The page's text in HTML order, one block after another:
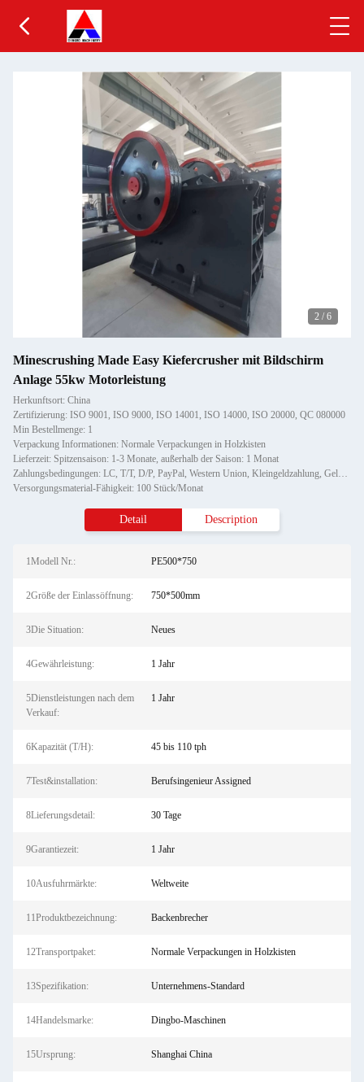
2 / 6
Minescrushing Made Easy Kiefercrusher mit Bildschirm
Anlage 55kw Motorleistung
Herkunftsort: China
Zertifizierung: ISO 9001, ISO 9000, ISO 14001, ISO 14000, ISO 20000, QC 080000
Min Bestellmenge: 1
Verpackung Informationen: Normale Verpackungen in Holzkisten
Lieferzeit: Spitzensaison: 1-3 Monate, außerhalb der Saison: 1 Monat
Zahlungsbedingungen: LC, T/T, D/P, PayPal, Western Union, Kleingeldzahlung, Geldgramm
Versorgungsmaterial-Fähigkeit: 100 Stück/Monat
Detail Description
1Modell Nr.: PE500*750
2Größe der Einlassöffnung: 750*500mm
3Die Situation: Neues
4Gewährleistung: 1 Jahr
5Dienstleistungen nach dem
Verkauf:
1 Jahr
6Kapazität (T/H): 45 bis 110 tph
7Test&installation: Berufsingenieur Assigned
8Lieferungsdetail: 30 Tage
9Garantiezeit: 1 Jahr
10Ausfuhrmärkte: Weltweite
11Produktbezeichnung: Backenbrecher
12Transportpaket: Normale Verpackungen in Holzkisten
13Spezifikation: Unternehmens-Standard
14Handelsmarke: Dingbo-Maschinen
15Ursprung: Shanghai China